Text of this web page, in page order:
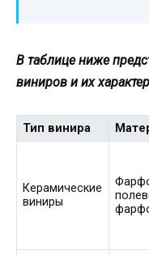
В таблице ниже
виниров и их
Тип винира
Керамические
виниры